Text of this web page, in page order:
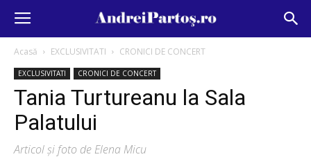
Acasă EXCLUSIVITATI CRONICI DE CONCERT
EXCLUSIVITATI CRONICI DE CONCERT
Tania Turtureanu la Sala
Palatului
Articol și foto de Elena Micu